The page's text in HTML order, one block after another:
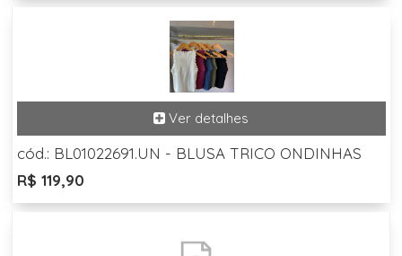
cód.: BL01022691.UN - BLUSA TRICO ONDINHAS
R$ 119,90